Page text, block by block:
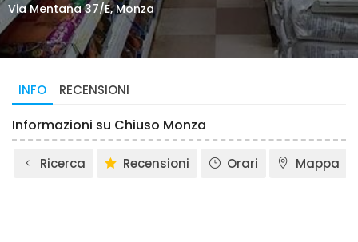
Via Mentana 37/E, Monza
INFO RECENSIONI
Informazioni su Chiuso Monza
Ricerca Recensioni Orari Mappa